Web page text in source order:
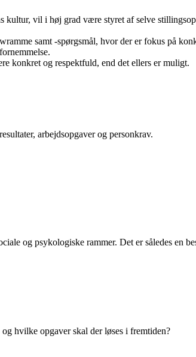
vil i høj grad være styret af selve
samt -spørgsmål, hvor der er fokus på
konkret og respektfuld, end det ellers er muligt.
arbejdsopgaver og personkrav.
og psykologiske rammer. Det er således en
hvilke opgaver skal der løses i fremtiden?